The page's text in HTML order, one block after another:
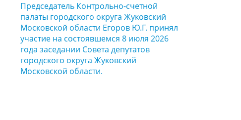
Председатель Контрольно-счетной
палаты городского округа Жуковский
Московской области Егоров Ю.Г. принял
участие на состоявшемся 8 июля 2026
года заседании Совета депутатов
городского округа Жуковский
Московской области.